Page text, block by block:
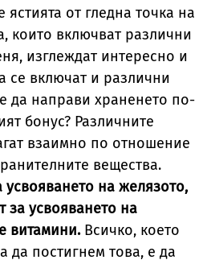
от гледна точка на
които включват различни
изглеждат интересно и
се включат и различни
да направи храненето по-
бонус? Различните
взаимно по отношение
вещества.
на желязото,
за усвояването на
витамини.Всичко, което
да постигнем това, е да